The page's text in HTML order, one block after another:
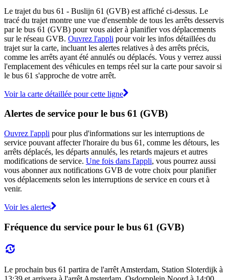
Le trajet du bus 61 - Buslijn 61 (GVB) est affiché ci-dessus. Le
tracé du trajet montre une vue d'ensemble de tous les arrêts desservis
par le bus 61 (GVB) pour vous aider à planifier vos déplacements
sur le réseau GVB. Ouvrez l'appli pour voir les infos détaillées du
trajet sur la carte, incluant les alertes relatives à des arrêts précis,
comme les arrêts ayant été annulés ou déplacés. Vous y verrez aussi
l'emplacement des véhicules en temps réel sur la carte pour savoir si
le bus 61 s'approche de votre arrêt.
Voir la carte détaillée pour cette ligne
Alertes de service pour le bus 61 (GVB)
Ouvrez l'appli pour plus d'informations sur les interruptions de
service pouvant affecter l'horaire du bus 61, comme les détours, les
arrêts déplacés, les départs annulés, les retards majeurs et autres
modifications de service. Une fois dans l'appli, vous pourrez aussi
vous abonner aux notifications GVB de votre choix pour planifier
vos déplacements selon les interruptions de service en cours et à
venir.
Voir les alertes
Fréquence du service pour le bus 61 (GVB)
Le prochain bus 61 partira de l'arrêt Amsterdam, Station Sloterdijk à